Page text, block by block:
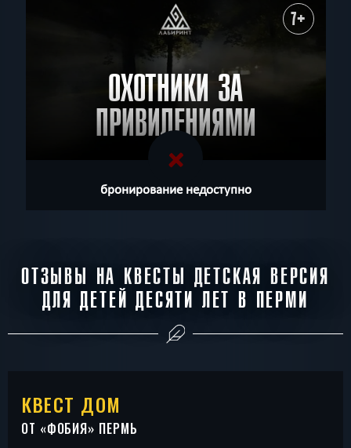
7+
ОХОТНИКИ ЗА
ПРИВИДЕНИЯМИ
бронирование недоступно
ОТЗЫВЫ НА КВЕСТЫ ДЕТСКАЯ ВЕРСИЯ
ДЛЯ ДЕТЕЙ ДЕСЯТИ ЛЕТ В ПЕРМИ
КВЕСТ ДОМ
ОТ «ФОБИЯ» ПЕРМЬ